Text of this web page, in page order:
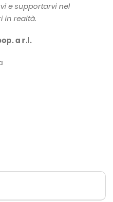
e supportarvi nel
in realtà.
a r.l.